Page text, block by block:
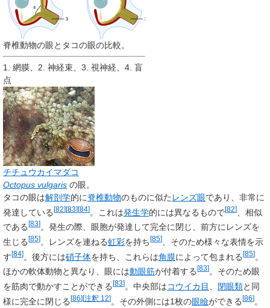
脊椎動物の眼とタコの眼の比較。
1. 網膜、2. 神経束、3. 視神経、4. 盲
点
チチュウカイマダコ
Octopus vulgarisの眼。
タコの眼は解剖学的に脊椎動物のものに似た レンズ眼であり、非常に
発達している[82][83][84]。これは発生学的には異なるもので[82]、相似
である [83]。発生の際、眼胞が発達して完全に閉じ、前方にレンズを
生じる[85]。レンズを連ねる虹彩を持ち[85]、そのため様々な表情を示
す[84]。後方には硝子体を持ち、これらは角膜によって包まれる[85]。
ほかの軟体動物と異なり、眼には動眼筋が付着する [83]。そのため眼
を筋肉で動かすことができる[83]。中央部はコウイカ目 閉眼類と同
様に完全に閉じる[86][注釈 12]。その外側には1枚の眼瞼ができる[86]。